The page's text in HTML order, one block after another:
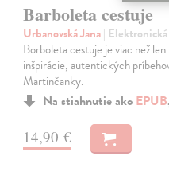
Barboleta cestuje
Urbanovská Jana|
Borboleta cestuje je viac než
inšpirácie, autentických
Martinčanky.
Na stiahnutie ako EPUB
14,90 €